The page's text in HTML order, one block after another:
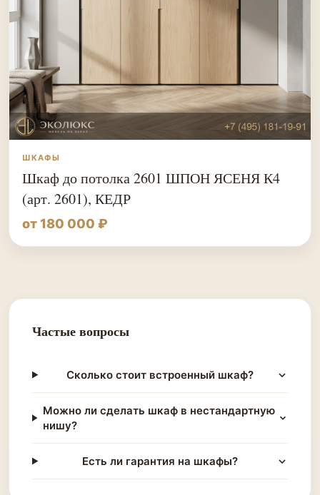
ШКАФЫ
Шкаф до потолка 2601 ШПОН ЯСЕНЯ К4
(арт. 2601), КЕДР
от 180 000 ₽
Частые вопросы
Сколько стоит встроенный шкаф?
Можно ли сделать шкаф в нестандартную
нишу?
Есть ли гарантия на шкафы?